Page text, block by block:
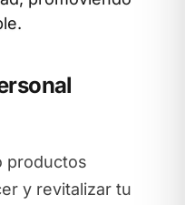
productos
y revitalizar tu